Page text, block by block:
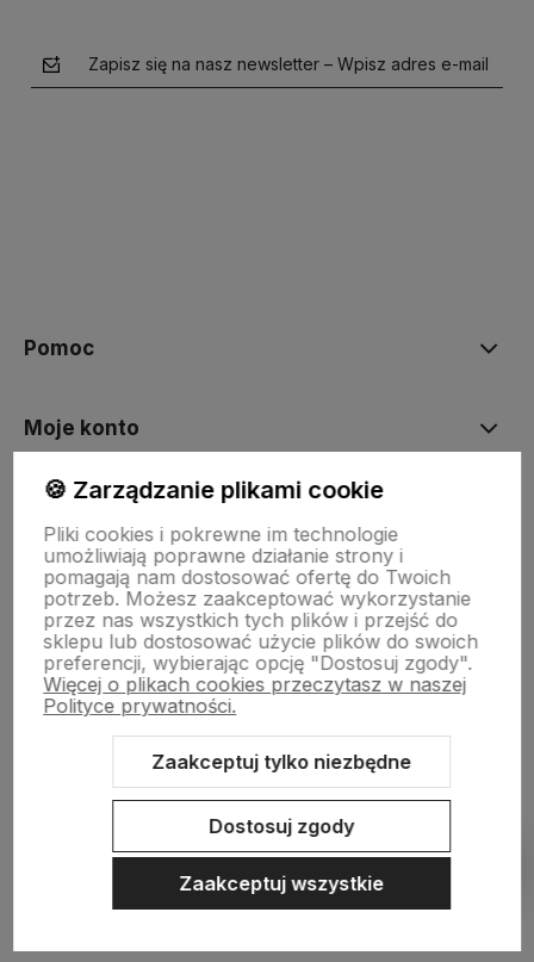
Zapisz się na nasz newsletter – Wpisz adres e-mail
Pomoc
Moje konto
Płatności i dostawa
Informacje
O nas
Sklep internetowy Shoper.pl Szablon Shoper Modern 3.0™
🍪 Zarządzanie plikami cookie
Pliki cookies i pokrewne im technologie
umożliwiają poprawne działanie strony i
pomagają nam dostosować ofertę do Twoich
potrzeb. Możesz zaakceptować wykorzystanie
przez nas wszystkich tych plików i przejść do
sklepu lub dostosować użycie plików do swoich
preferencji, wybierając opcję "Dostosuj zgody".
Więcej o plikach cookies przeczytasz w naszej
Polityce prywatności.
Zaakceptuj tylko niezbędne
Dostosuj zgody
Zaakceptuj wszystkie